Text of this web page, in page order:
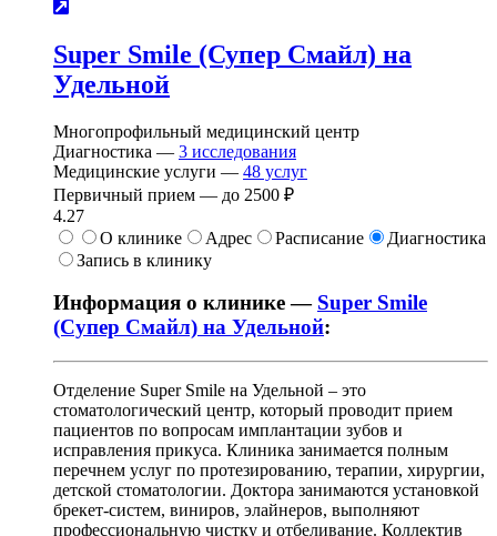
Super Smile (Супер Смайл) на
Удельной
Многопрофильный медицинский центр
Диагностика — 3 исследования
Медицинские услуги — 48 услуг
Первичный прием — до 2500 ₽
4.27
О клинике
Адрес Расписание
Диагностика
Запись в клинику
Информация о клинике — Super Smile
(Супер Смайл) на Удельной:
Отделение Super Smile на Удельной – это
стоматологический центр, который проводит прием
пациентов по вопросам имплантации зубов и
исправления прикуса. Клиника занимается полным
перечнем услуг по протезированию, терапии, хирургии,
детской стоматологии. Доктора занимаются установкой
брекет-систем, виниров, элайнеров, выполняют
профессиональную чистку и отбеливание. Коллектив